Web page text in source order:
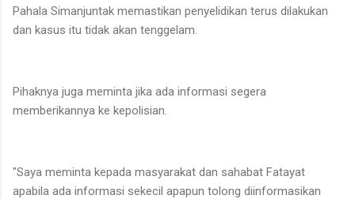
Pahala Simanjuntak memastikan penyelidikan terus dilakukan
dan kasus itu tidak akan tenggelam.
Pihaknya juga meminta jika ada informasi segera
memberikannya ke kepolisian.
"Saya meminta kepada masyarakat dan sahabat Fatayat
apabila ada informasi sekecil apapun tolong diinformasikan